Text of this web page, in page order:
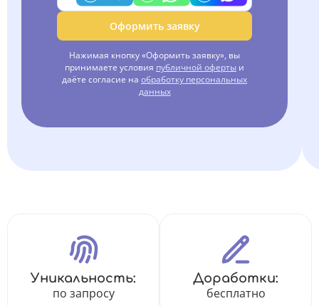
Оформить заявку
Нажимая кнопку «Оформить заявку», вы
принимаете условия публичной оферты и
даёте согласие на обработку персональных
данных
Уникальность:
по запросу
Доработки:
бесплатно